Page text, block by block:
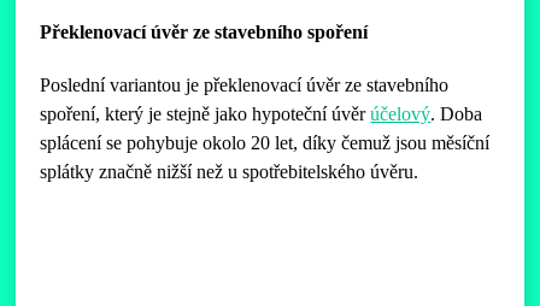
Překlenovací úvěr ze stavebního spoření
Poslední variantou je překlenovací úvěr ze stavebního
spoření, který je stejně jako hypoteční úvěrúčelový. Doba
splácení se pohybuje okolo 20 let, díky čemuž jsou měsíční
splátky značně nižší než u spotřebitelského úvěru.